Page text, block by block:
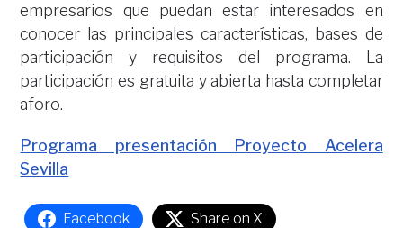
empresarios que puedan estar interesados en
conocer las principales características, bases de
participación y requisitos del programa. La
participación es gratuita y abierta hasta completar
aforo.
Programa presentación Proyecto Acelera
Sevilla
Facebook Share on X